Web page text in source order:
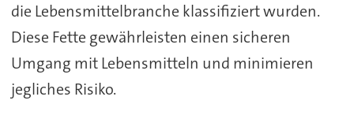
die Lebensmittelbranche klassifiziert wurden.
Diese Fette gewährleisten einen sicheren
Umgang mit Lebensmitteln und minimieren
jegliches Risiko.